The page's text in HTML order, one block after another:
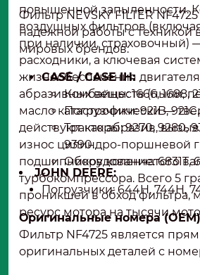
повышенной запыленности.
воздушных фильтров
при наличии, страховочный)
расходники, а ключевая
жизнеобеспечения
абразивных веществ (пыли,
масло катастрофически —
действуют как абразив,
износ цилиндро-поршневой
подшипников коленчатого
турбокомпрессора. Всего 5
проникшей в обход фильтра,
ресурс мотора на тысячи
Фильтр NEVSKY FILTER
надежной работы с техникой
мировых брендов:
CASE / CASE IH:
Комбайны: 1666, 1688,
Погрузчики: 921B, 921C.
Тракторы: 9270, 9280,
9390.
Оборудование: 6831T,
JOHN DEERE:
Погрузчики: 644H, 744H,
Оригинальные номера
Фильтр NF4725 является
оригинальных деталей с